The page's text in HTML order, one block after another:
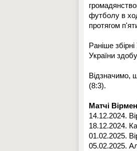
футболу в
протягом
Раніше
України
Відзначимо,
(8:3).
Матчі
14.12.2024.
18.12.2024.
01.02.2025.
05.02.2025.